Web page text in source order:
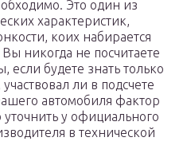
Это один из
характеристик,
коих набирается
никогда не посчитаете
будете знать только
ли в подсчете
автомобиля фактор
у официального
в технической